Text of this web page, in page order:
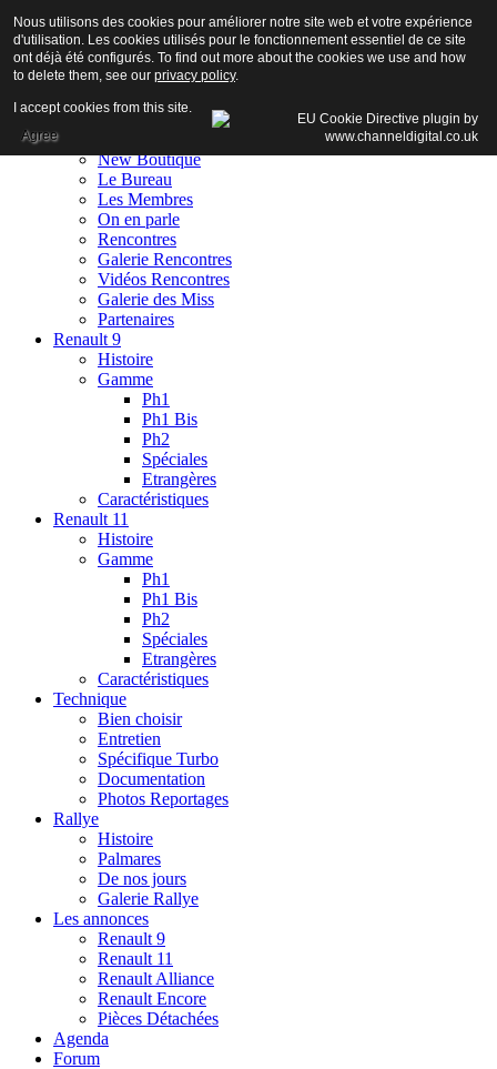
Accueil
New Boutique
Le Bureau
Les Membres
On en parle
Rencontres
Galerie Rencontres
Vidéos Rencontres
Galerie des Miss
Partenaires
Renault 9
Histoire
Gamme
Ph1
Ph1 Bis
Ph2
Spéciales
Etrangères
Caractéristiques
Renault 11
Histoire
Gamme
Ph1
Ph1 Bis
Ph2
Spéciales
Etrangères
Caractéristiques
Technique
Bien choisir
Entretien
Spécifique Turbo
Documentation
Photos Reportages
Rallye
Histoire
Palmares
De nos jours
Galerie Rallye
Les annonces
Renault 9
Renault 11
Renault Alliance
Renault Encore
Pièces Détachées
Agenda
Forum
Nous utilisons des cookies pour améliorer notre site web et votre expérience
d'utilisation. Les cookies utilisés pour le fonctionnement essentiel de ce site
ont déjà été configurés. To find out more about the cookies we use and how
to delete them, see our privacy policy.
I accept cookies from this site.
Agree